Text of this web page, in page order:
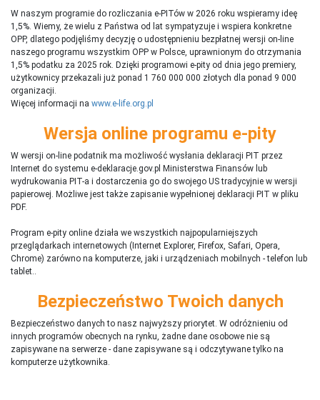
W naszym programie do rozliczania e-PITów w 2026 roku wspieramy ideę
1,5%. Wiemy, że wielu z Państwa od lat sympatyzuje i wspiera konkretne
OPP, dlatego podjęliśmy decyzję o udostępnieniu bezpłatnej wersji on-line
naszego programu wszystkim OPP w Polsce, uprawnionym do otrzymania
1,5% podatku za 2025 rok. Dzięki programowi e-pity od dnia jego premiery,
użytkownicy przekazali już ponad 1 760 000 000 złotych dla ponad 9 000
organizacji.
Więcej informacji na www.e-life.org.pl
Wersja online programu e-pity
W wersji on-line podatnik ma możliwość wysłania deklaracji PIT przez
Internet do systemu e-deklaracje.gov.pl Ministerstwa Finansów lub
wydrukowania PIT-a i dostarczenia go do swojego US tradycyjnie w wersji
papierowej. Możliwe jest także zapisanie wypełnionej deklaracji PIT w pliku
PDF.
Program e-pity online działa we wszystkich najpopularniejszych
przeglądarkach internetowych (Internet Explorer, Firefox, Safari, Opera,
Chrome) zarówno na komputerze, jaki i urządzeniach mobilnych - telefon lub
tablet..
Bezpieczeństwo Twoich danych
Bezpieczeństwo danych to nasz najwyższy priorytet. W odróżnieniu od
innych programów obecnych na rynku, żadne dane osobowe nie są
zapisywane na serwerze - dane zapisywane są i odczytywane tylko na
komputerze użytkownika.